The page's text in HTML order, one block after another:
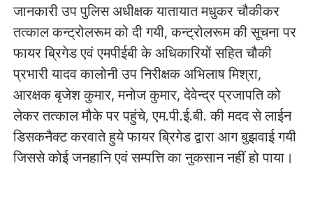
जानकारी उप पुलिस अधीक्षक यातायात मधुकर चौकीकर
तत्काल कन्ट्रोलरूम को दी गयी, कन्ट्रोलरूम की सूचना पर
फायर ब्रिगेड एवं एमपीईबी के अधिकारियों सहित चौकी
प्रभारी यादव कालोनी उप निरीक्षक अभिलाष मिश्रा,
आरक्षक बृजेश कुमार, मनोज कुमार, देवेन्द्र प्रजापति को
लेकर तत्काल मौके पर पहुंचे, एम.पी.ई.बी. की मदद से लाईन
डिसकनैक्ट करवाते हुये फायर ब्रिगेड द्वारा आग बुझवाई गयी
जिससे कोई जनहानि एवं सम्पत्ति का नुकसान नहीं हो पाया।